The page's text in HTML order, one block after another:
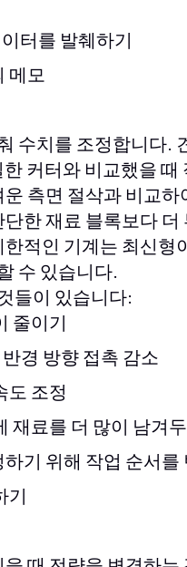
터를 발췌하기
메모
수치를 조정합니다.
커터와 비교했을 때
측면 절삭과 비교
한 재료 블록보다 더
적인 기계는 최신형
수 있습니다.
들이 있습니다:
줄이기
경 방향 접촉 감소
도 조정
재료를 더 많이 남겨
기 위해 작업 순서를
기